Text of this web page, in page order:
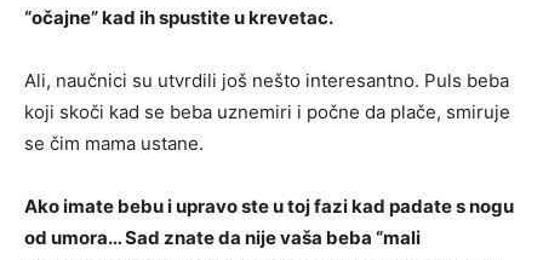
“očajne” kad ih spustite u krevetac.
Ali, naučnici su utvrdili još nešto interesantno. Puls beba
koji skoči kad se beba uznemiri i počne da plače, smiruje
se čim mama ustane.
Ako imate bebu i upravo ste u toj fazi kad padate s nogu
od umora… Sad znate da nije vaša beba “mali